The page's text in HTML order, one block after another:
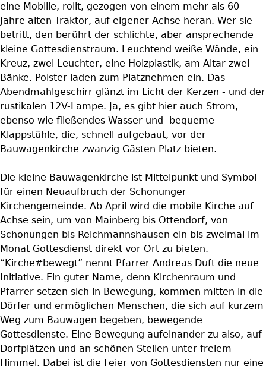
eine Mobilie, rollt, gezogen von einem mehr als 60
Jahre alten Traktor, auf eigener Achse heran. Wer sie
betritt, den berührt der schlichte, aber ansprechende
kleine Gottesdienstraum. Leuchtend weiße Wände, ein
Kreuz, zwei Leuchter, eine Holzplastik, am Altar zwei
Bänke. Polster laden zum Platznehmen ein. Das
Abendmahlgeschirr glänzt im Licht der Kerzen - und der
rustikalen 12V-Lampe. Ja, es gibt hier auch Strom,
ebenso wie fließendes Wasser und bequeme
Klappstühle, die, schnell aufgebaut, vor der
Bauwagenkirche zwanzig Gästen Platz bieten.
Die kleine Bauwagenkirche ist Mittelpunkt und Symbol
für einen Neuaufbruch der Schonunger
Kirchengemeinde. Ab April wird die mobile Kirche auf
Achse sein, um von Mainberg bis Ottendorf, von
Schonungen bis Reichmannshausen ein bis zweimal im
Monat Gottesdienst direkt vor Ort zu bieten.
“Kirche#bewegt” nennt Pfarrer Andreas Duft die neue
Initiative. Ein guter Name, denn Kirchenraum und
Pfarrer setzen sich in Bewegung, kommen mitten in die
Dörfer und ermöglichen Menschen, die sich auf kurzem
Weg zum Bauwagen begeben, bewegende
Gottesdienste. Eine Bewegung aufeinander zu also, auf
Dorfplätzen und an schönen Stellen unter freiem
Himmel. Dabei ist die Feier von Gottesdiensten nur eine